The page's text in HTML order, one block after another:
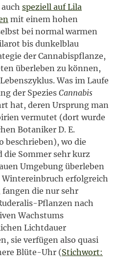
speziell auf Lila
mit einem hohen
bei normal warmen
bis dunkelblau
der Cannabispflanze,
überleben zu können,
Was im Laufe
der Spezies Cannabis
hat, deren Ursprung man
vermutet (dort wurde
Botaniker D. E.
beschrieben), wo die
Sommer sehr kurz
Umgebung überleben
erfolgreich
die nur sehr
Pflanzen nach
Wachstums
Lichtdauer
sie verfügen also quasi
Blüte-Uhr (Stichwort: